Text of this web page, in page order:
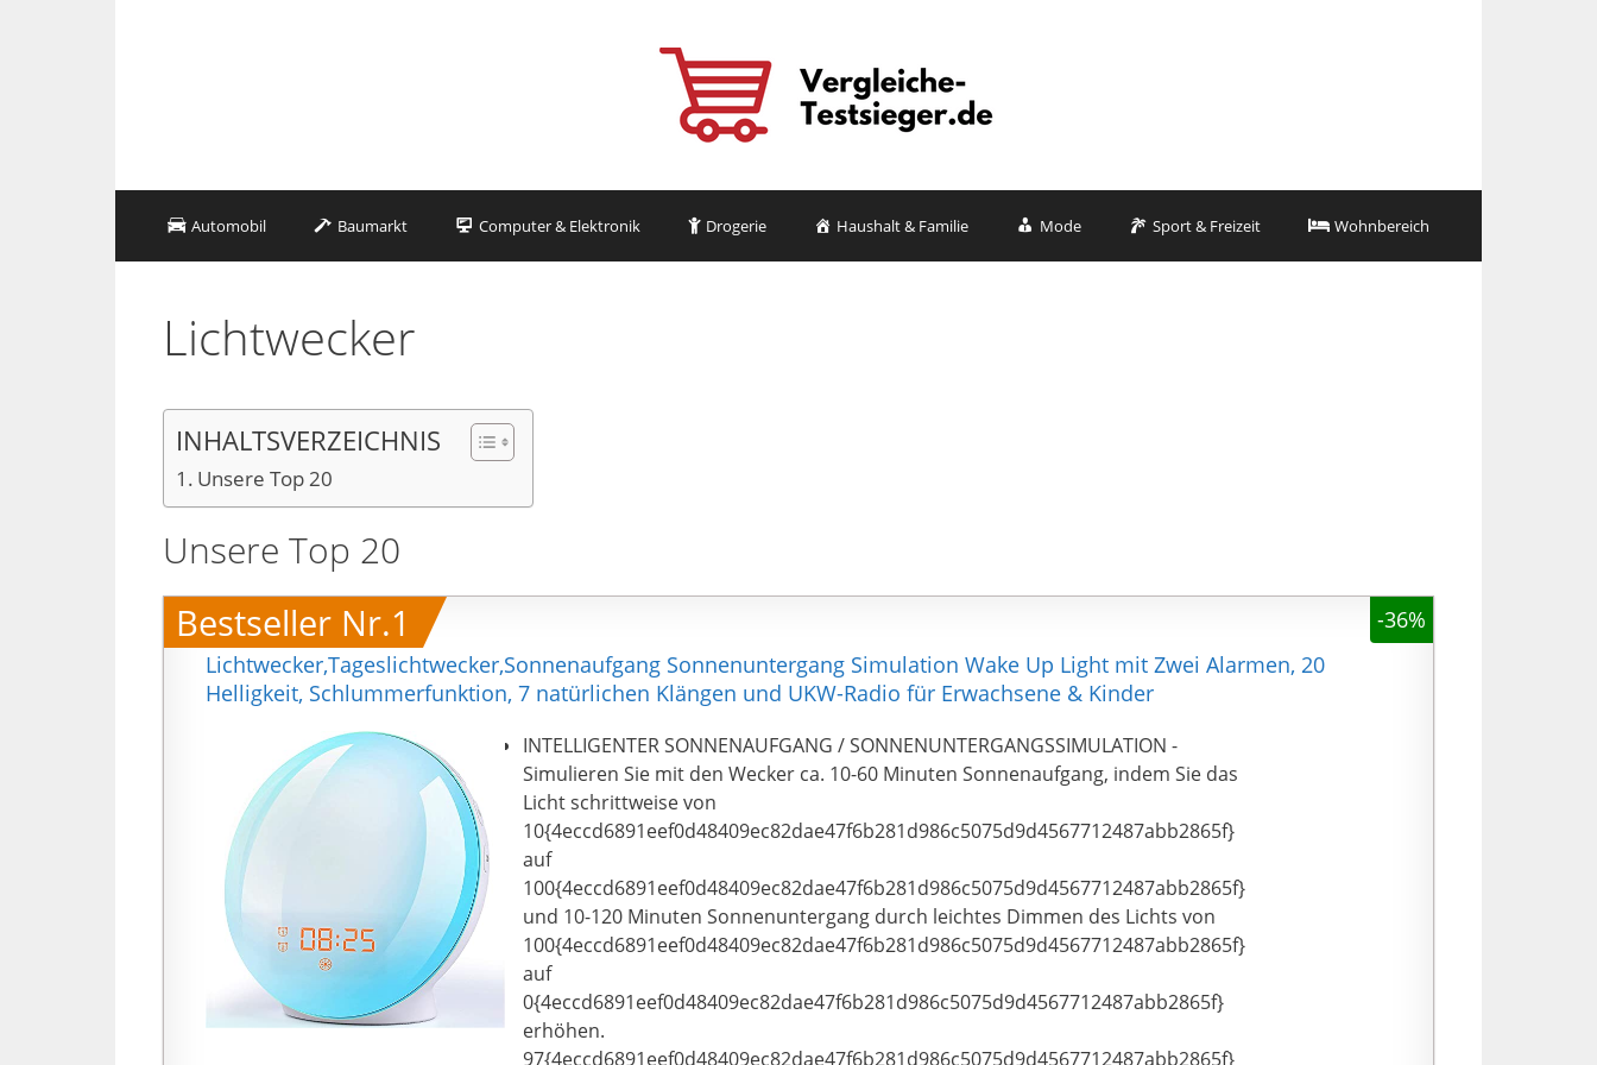
Automobil Baumarkt Computer & Elektronik Drogerie Haushalt & Familie Mode Sport & Freizeit Wohnbereich
Lichtwecker
INHALTSVERZEICHNIS
Unsere Top 20
Unsere Top 20
Bestseller Nr.1
-36%
Lichtwecker,Tageslichtwecker,Sonnenaufgang Sonnenuntergang Simulation Wake Up Light mit Zwei Alarmen, 20
Helligkeit, Schlummerfunktion, 7 natürlichen Klängen und UKW-Radio für Erwachsene & Kinder
INTELLIGENTER SONNENAUFGANG / SONNENUNTERGANGSSIMULATION -
Simulieren Sie mit den Wecker ca. 10-60 Minuten Sonnenaufgang, indem Sie das
Licht schrittweise von
10{4eccd6891eef0d48409ec82dae47f6b281d986c5075d9d4567712487abb2865f}
auf
100{4eccd6891eef0d48409ec82dae47f6b281d986c5075d9d4567712487abb2865f}
und 10-120 Minuten Sonnenuntergang durch leichtes Dimmen des Lichts von
100{4eccd6891eef0d48409ec82dae47f6b281d986c5075d9d4567712487abb2865f}
auf
0{4eccd6891eef0d48409ec82dae47f6b281d986c5075d9d4567712487abb2865f}
erhöhen.
97{4eccd6891eef0d48409ec82dae47f6b281d986c5075d9d4567712487abb2865f}